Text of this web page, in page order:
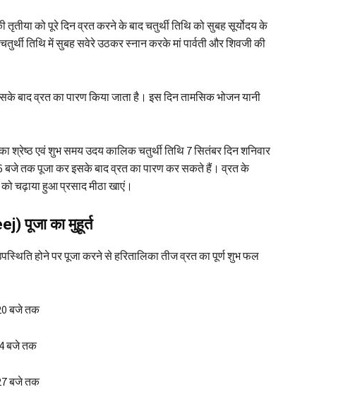
को पूरे दिन व्रत करने के बाद चतुर्थी तिथि को सुबह सूर्योदय के
तिथि में सुबह सवेरे उठकर स्नान करके मां पार्वती और शिवजी की
बाद व्रत का पारण किया जाता है। इस दिन तामसिक भोजन यानी
का श्रेष्ठ एवं शुभ समय उदय कालिक चतुर्थी तिथि 7 सितंबर दिन शनिवार
बजे तक पूजा कर इसके बाद व्रत का पारण कर सकते हैं। व्रत के
चढ़ाया हुआ प्रसाद मीठा खाएं।
पूजा का मुहूर्त
होने पर पूजा करने से हरितालिका तीज व्रत का पूर्ण शुभ फल
बजे तक
बजे तक
बजे तक